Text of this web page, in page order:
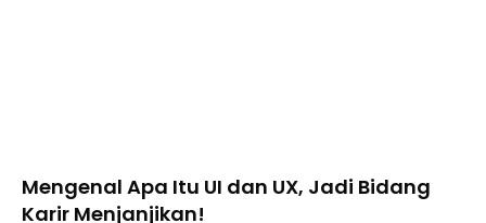
Mengenal Apa Itu UI dan UX, Jadi Bidang
Karir Menjanjikan!